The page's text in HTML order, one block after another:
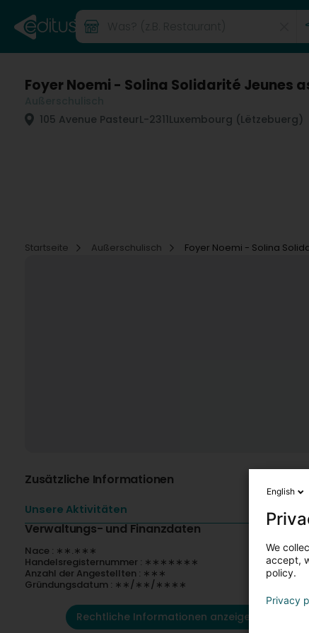
Foyer Noemi - Solina Solidarité Jeunes
105 Avenue PasteurL-2311Luxembourg (Lëtzebuerg)
Startseite
Außerschulisch Foyer Noemi - Solina
Zusätzliche Informationen
Unsere Aktivitäten
Verwaltungs- und Finanzdaten
Nace : ∗∗.∗∗∗
Handelsregisternummer : ∗∗∗∗∗∗∗
Anzahl der Angestellten : ∗∗∗
Gründungsdatum : ∗∗/∗∗/∗∗∗∗
Rechtliche Informationen anzeigen
English
We
accept,
policy.
Privacy